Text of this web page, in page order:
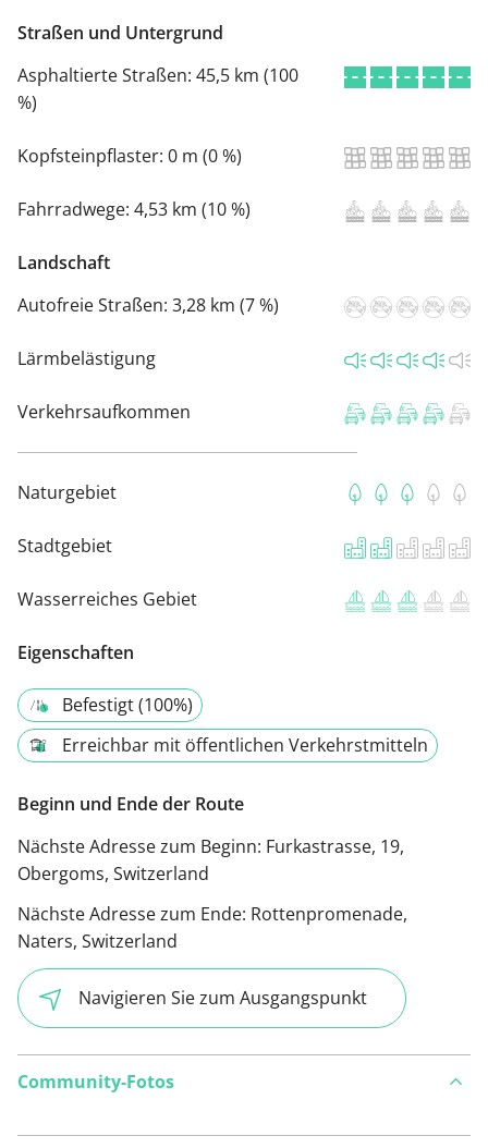
Straßen und Untergrund
Asphaltierte Straßen: 45,5 km (100
%)
Kopfsteinpflaster: 0 m (0 %)
Fahrradwege: 4,53 km (10 %)
Landschaft
Autofreie Straßen: 3,28 km (7 %)
Lärmbelästigung
Verkehrsaufkommen
Naturgebiet
Stadtgebiet
Wasserreiches Gebiet
Eigenschaften
Befestigt (100%)
Erreichbar mit öffentlichen Verkehrstmitteln
Beginn und Ende der Route
Nächste Adresse zum Beginn: Furkastrasse, 19,
Obergoms, Switzerland
Nächste Adresse zum Ende: Rottenpromenade,
Naters, Switzerland
Navigieren Sie zum Ausgangspunkt
Community-Fotos